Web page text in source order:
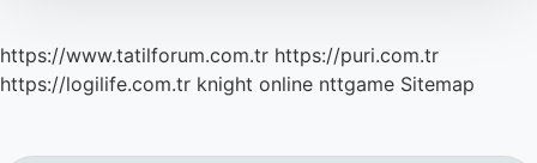
https://www.tatilforum.com.tr https://puri.com.tr
https://logilife.com.tr knight online nttgame Sitemap